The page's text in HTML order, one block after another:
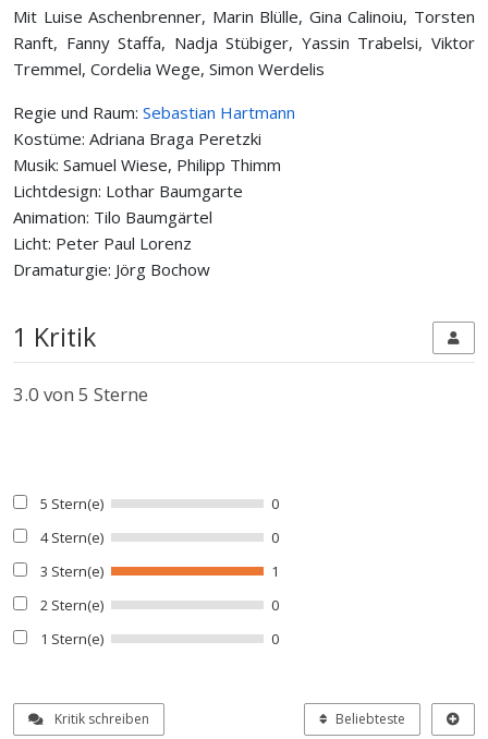
Mit Luise Aschenbrenner, Marin Blülle, Gina Calinoiu, Torsten
Ranft, Fanny Staffa, Nadja Stübiger, Yassin Trabelsi, Viktor
Tremmel, Cordelia Wege, Simon Werdelis
Regie und Raum: Sebastian Hartmann
Kostüme: Adriana Braga Peretzki
Musik: Samuel Wiese, Philipp Thimm
Lichtdesign: Lothar Baumgarte
Animation: Tilo Baumgärtel
Licht: Peter Paul Lorenz
Dramaturgie: Jörg Bochow
1 Kritik
3.0 von 5 Sterne
5 Stern(e)
0
4 Stern(e)
0
3 Stern(e)
1
2 Stern(e)
0
1 Stern(e)
0
Kritik schreiben Beliebteste